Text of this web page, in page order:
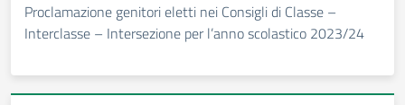
Proclamazione genitori eletti nei Consigli di Classe –
Interclasse – Intersezione per l’anno scolastico 2023/24